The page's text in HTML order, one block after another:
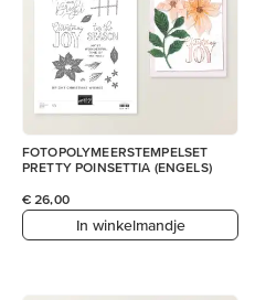
FOTOPOLYMEERSTEMPELSET
PRETTY POINSETTIA (ENGELS)
€ 26,00
In winkelmandje